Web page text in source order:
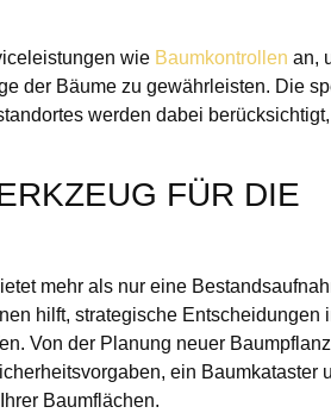
wie Baumkontrollen an,
der Bäume zu gewährleisten. Die
werden dabei
FÜR DIE
mehr als nur eine
hilft, strategische Entscheidungen
Von der Planung neuer
ein Baumkataster
Baumflächen.